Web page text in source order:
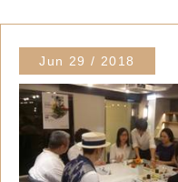
Jun 29 / 2018